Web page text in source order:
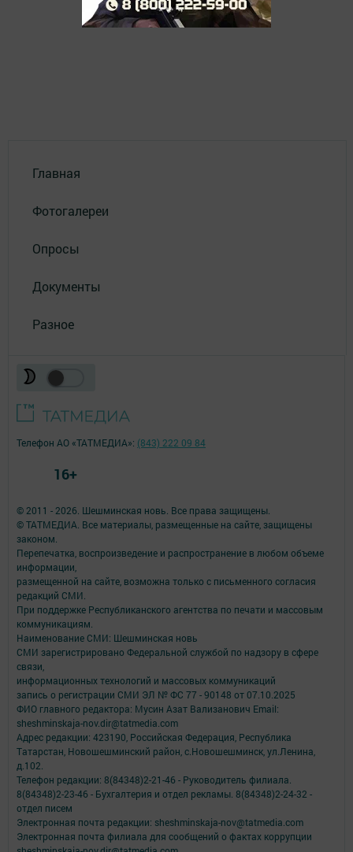
Главная
Фотогалереи
Опросы
Документы
Разное
© 2011 - 2026. Шешминская новь. Все права защищены.
© ТАТМЕДИА. Все материалы, размещенные на сайте, защищены
законом.
Перепечатка, воспроизведение и распространение в любом объеме
информации,
размещенной на сайте, возможна только с письменного согласия
редакций СМИ.
При поддержке Республиканского агентства по печати и массовым
коммуникациям.
Наименование СМИ: Шешминская новь
СМИ зарегистрировано Федеральной службой по надзору в сфере
связи,
информационных технологий и массовых коммуникаций
запись о регистрации СМИ ЭЛ № ФС 77 - 90148 от 07.10.2025
ФИО главного редактора: Мусин Азат Вализанович Email:
sheshminskaja-nov.dir@tatmedia.com
Адрес редакции: 423190, Российская Федерация, Республика
Татарстан, Новошешминский район, с.Новошешминск, ул.Ленина,
д.102.
Телефон редакции: 8(84348)2-21-46 - Руководитель филиала.
8(84348)2-23-46 - Бухгалтерия и отдел рекламы. 8(84348)2-24-32 -
отдел писем
Электронная почта редакции: sheshminskaja-nov@tatmedia.com
Электронная почта филиала для сообщений о фактах коррупции
Телефон АО «ТАТМЕДИА»: (843) 222 09 84
16+